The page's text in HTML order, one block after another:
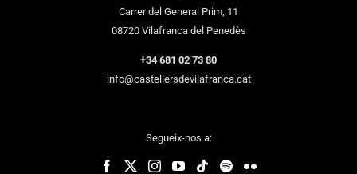
Carrer del General Prim, 11
08720 Vilafranca del Penedès
+34 681 02 73 80
info@castellersdevilafranca.cat
Segueix-nos a: